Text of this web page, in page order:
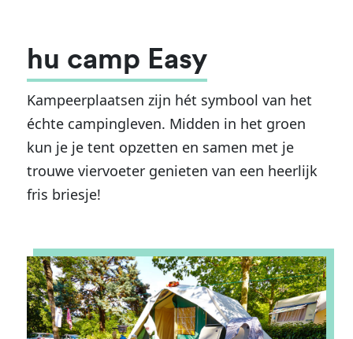
hu camp Easy
Kampeerplaatsen zijn hét symbool van het
échte campingleven. Midden in het groen
kun je je tent opzetten en samen met je
trouwe viervoeter genieten van een heerlijk
fris briesje!